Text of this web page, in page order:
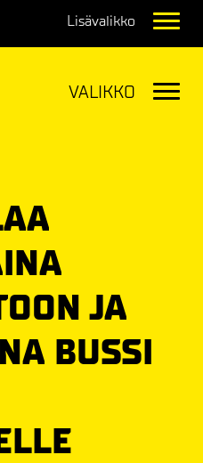
JA
BUSSI